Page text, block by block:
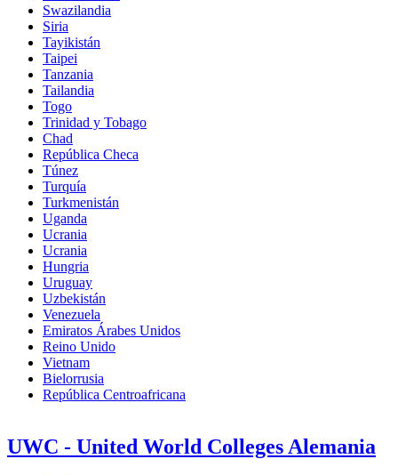
Swazilandia
Siria
Tayikistán
Taipei
Tanzania
Tailandia
Togo
Trinidad y Tobago
Chad
República Checa
Túnez
Turquía
Turkmenistán
Uganda
Ucrania
Ucrania
Hungria
Uruguay
Uzbekistán
Venezuela
Emiratos Árabes Unidos
Reino Unido
Vietnam
Bielorrusia
República Centroafricana
UWC - United World Colleges Alemania